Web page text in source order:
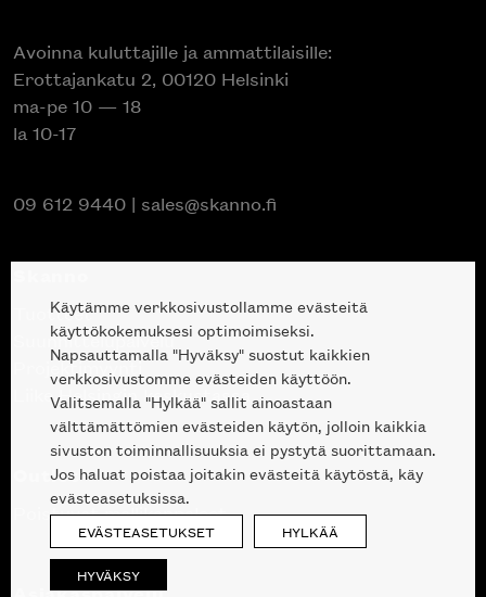
Avoinna kuluttajille ja ammattilaisille:
Erottajankatu 2, 00120 Helsinki
ma-pe 10 — 18
la 10-17
09 612 9440 | sales@skanno.fi
Tuotteet
Suunnittelupalvelu
Projektimyynti
Liike Helsingin keskustassa
Outlet
Poistuvat mallikappaleet
Käytämme verkkosivustollamme evästeitä
käyttökokemuksesi optimoimiseksi.
Napsauttamalla "Hyväksy" suostut kaikkien
verkkosivustomme evästeiden käyttöön.
Valitsemalla "Hylkää" sallit ainoastaan
välttämättömien evästeiden käytön, jolloin kaikkia
sivuston toiminnallisuuksia ei pystytä suorittamaan.
Jos haluat poistaa joitakin evästeitä käytöstä, käy
evästeasetuksissa.
EVÄSTEASETUKSET HYLKÄÄ
HYVÄKSY